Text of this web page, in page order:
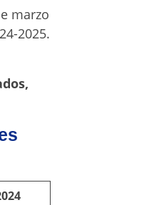
marzo
2025.